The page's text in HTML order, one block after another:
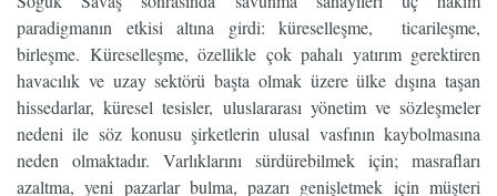
paradigmanın etkisi altına girdi: küreselleşme, ticarileşme,
birleşme. Küreselleşme, özellikle çok pahalı yatırım gerektiren
havacılık ve uzay sektörü başta olmak üzere ülke dışına taşan
hissedarlar, küresel tesisler, uluslararası yönetim ve sözleşmeler
nedeni ile söz konusu şirketlerin ulusal vasfının kaybolmasına
neden olmaktadır. Varlıklarını sürdürebilmek için; masrafları
azaltma, yeni pazarlar bulma, pazarı genişletmek için müşteri